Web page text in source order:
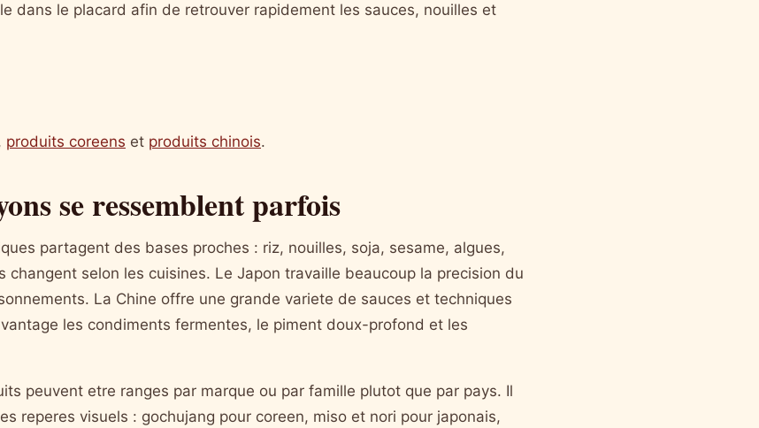
dans le placard afin de retrouver rapidement les sauces, nouilles et
produits coreens et produits chinois.
se ressemblent parfois
partagent des bases proches : riz, nouilles, soja, sesame, algues,
changent selon les cuisines. Le Japon travaille beaucoup la precision du
La Chine offre une grande variete de sauces et techniques
les condiments fermentes, le piment doux-profond et les
peuvent etre ranges par marque ou par famille plutot que par pays. Il
reperes visuels : gochujang pour coreen, miso et nori pour japonais,